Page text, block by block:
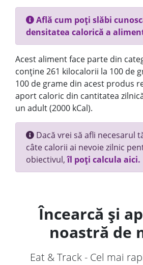
Află cum poți slăbi
densitatea calorică a
Acest aliment face parte din
conține 261 kilocalorii la 100 de
100 de grame din acest produs
aport caloric din cantitatea
un adult (2000 kCal).
Dacă vrei să afli necesarul
câte calorii ai nevoie zilnic
obiectivul,îl poți calcula aici.
Încearcă și
noastră de
Eat & Track - Cel mai